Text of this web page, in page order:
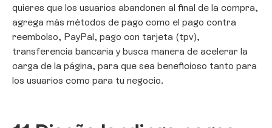
quieres que los usuarios abandonen al final de la compra,
agrega más métodos de pago como el pago contra
reembolso, PayPal, pago con tarjeta (tpv),
transferencia bancaria y busca manera de acelerar la
carga de la página, para que sea beneficioso tanto para
los usuarios como para tu negocio.